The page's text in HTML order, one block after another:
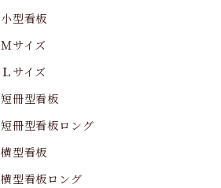
小型看板
Ｍサイズ
Ｌサイズ
短冊型看板
短冊型看板ロング
横型看板
横型看板ロング